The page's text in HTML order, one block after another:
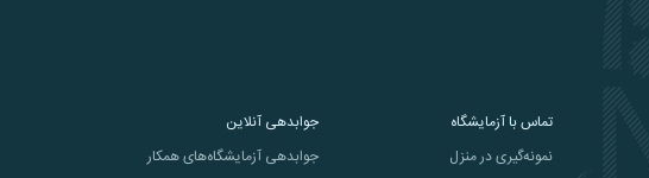
تماس با آزمایشگاه
نمونه‌گیری در منزل
جوابدهی آنلاین
جوابدهی آزمایشگاه‌های همکار